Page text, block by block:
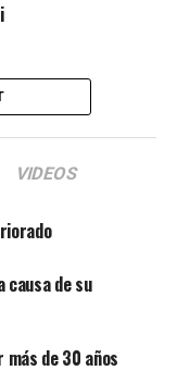
VIDEOS
causa de su
de 30 años